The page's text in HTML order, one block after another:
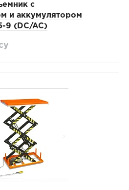
с
и аккумулятором
9 (DC/AC)